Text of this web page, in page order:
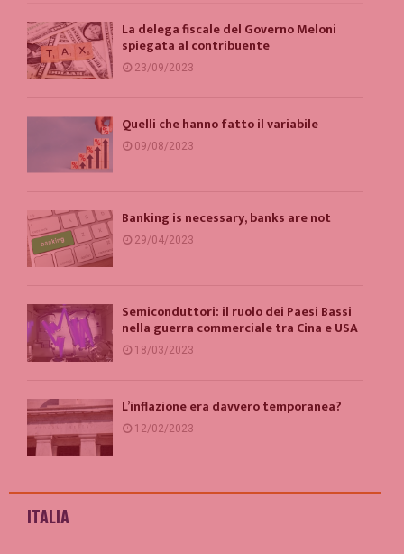
La delega fiscale del Governo Meloni
spiegata al contribuente
23/09/2023
Quelli che hanno fatto il variabile
09/08/2023
Banking is necessary, banks are not
29/04/2023
Semiconduttori: il ruolo dei Paesi Bassi
nella guerra commerciale tra Cina e USA
18/03/2023
L’inflazione era davvero temporanea?
12/02/2023
ITALIA